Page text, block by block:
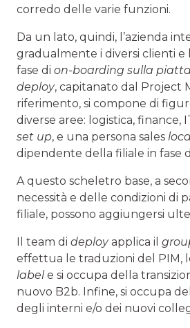
corredo delle varie funzioni.
Da un lato, quindi, l’azienda
gradualmente i diversi clienti e
fase di on-boarding sulla
deploy, capitanato dal Project
riferimento, si compone di
diverse aree: logistica, finance,
set up, e una persona sales
dipendente della filiale in fase
A questo scheletro base, a
necessità e delle condizioni di
filiale, possono aggiungersi
Il team di deployapplica il
effettua le traduzioni del PIM,
labele si occupa della
nuovo B2b. Infine, si occupa
degli interni e/o dei nuovi